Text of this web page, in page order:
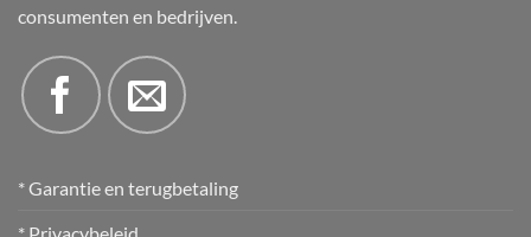
consumenten en bedrijven.
* Garantie en terugbetaling